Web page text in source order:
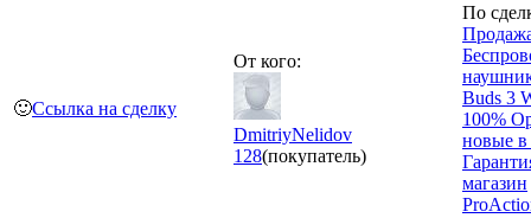
🙂Ссылка на сделку
От кого:
DmitriyNelidov
128(покупатель)
По
Buds 3
100%
новые в
магазин